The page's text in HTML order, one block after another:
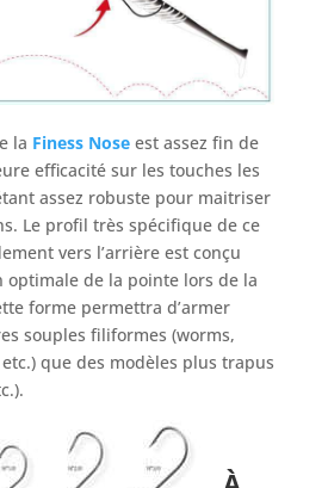
la Finess Noseest assez fin de
efficacité sur les touches les
assez robuste pour maitriser
Le profil très spécifique de ce
vers l’arrière est conçu
de la pointe lors de la
forme permettra d’armer
souples filiformes (worms,
que des modèles plus trapus